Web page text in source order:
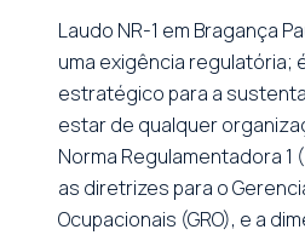
Laudo NR-1 em Bragança
uma exigência regulatória;
estratégico para a
estar de qualquer
Norma Regulamentadora 1
as diretrizes para o
Ocupacionais (GRO), e a